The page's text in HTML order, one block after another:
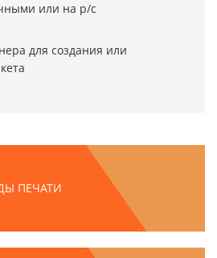
или на р/с
для создания или
ПЕЧАТИ